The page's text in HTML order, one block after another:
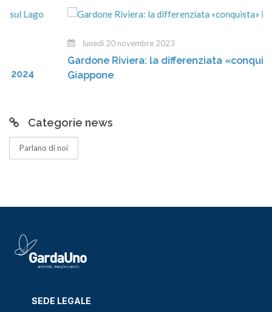
lunedì 20 novembre 2023
Gardone Riviera: la differenziata «conquista» il
Giappone
Categorie news
Parlano di noi
SEDE LEGALE